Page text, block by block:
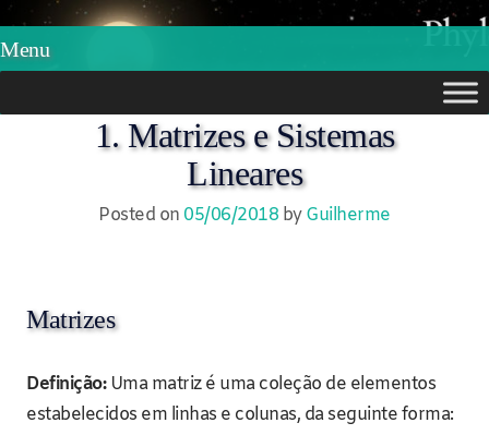
Phylos.net
Menu
1. Matrizes e Sistemas
Lineares
Posted on 05/06/2018 byGuilherme
Matrizes
Definição: Uma matriz é uma coleção de elementos
estabelecidos em linhas e colunas, da seguinte forma: